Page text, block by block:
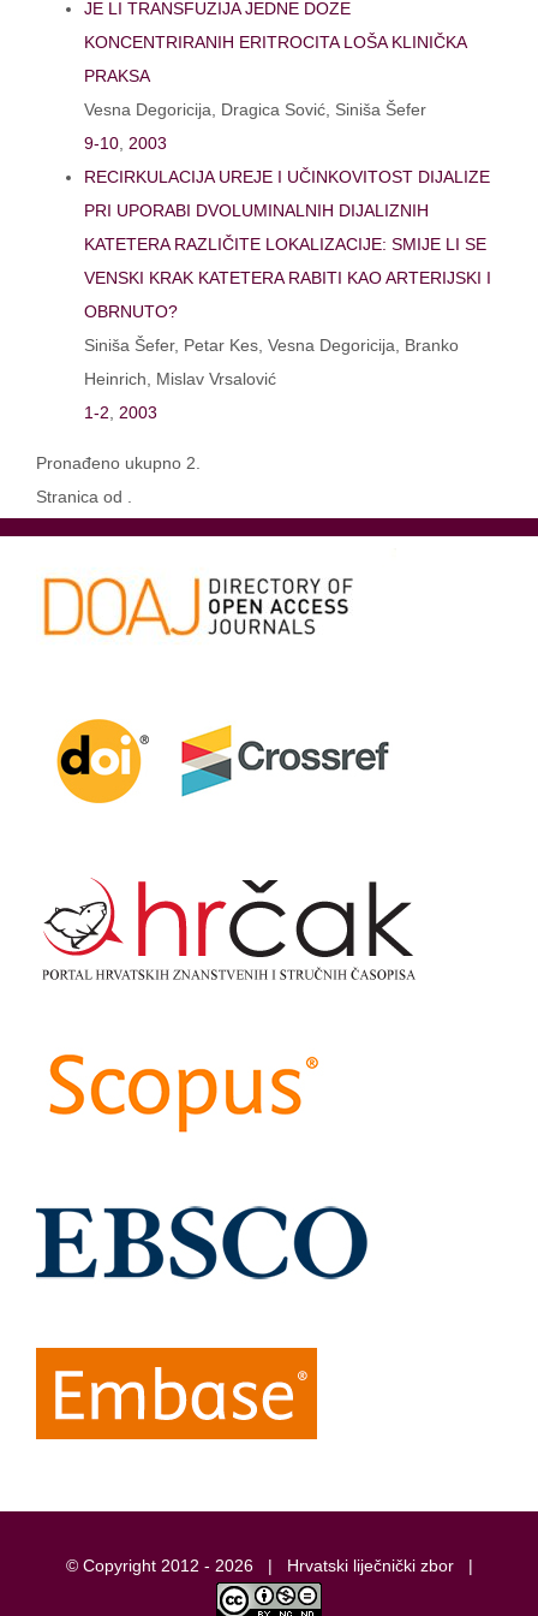
JE LI TRANSFUZIJA JEDNE DOZE
KONCENTRIRANIH ERITROCITA LOŠA KLINIČKA
PRAKSA
Vesna Degoricija, Dragica Sović, Siniša Šefer
9-10 2003
RECIRKULACIJA UREJE I UČINKOVITOST DIJALIZE
PRI UPORABI DVOLUMINALNIH DIJALIZNIH
KATETERA RAZLIČITE LOKALIZACIJE: SMIJE LI SE
VENSKI KRAK KATETERA RABITI KAO ARTERIJSKI I
OBRNUTO?
Siniša Šefer, Petar Kes, Vesna Degoricija, Branko
Heinrich, Mislav Vrsalović
1-2
2003
Pronađeno ukupno 2.
Stranica od .
© Copyright 2012 - 2026 | Hrvatski liječnički zbor|